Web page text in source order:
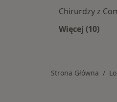
Chirurdzy z
Więcej (10)
Strona Główna